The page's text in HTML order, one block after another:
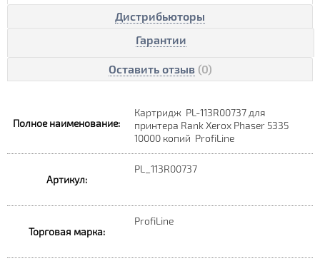
Дистрибьюторы
Гарантии
Оставить отзыв (0)
Полное наименование:
Картридж PL-113R00737 для
принтера Rank Xerox Phaser 5335
10000 копий ProfiLine
Артикул:
PL_113R00737
Торговая марка:
ProfiLine